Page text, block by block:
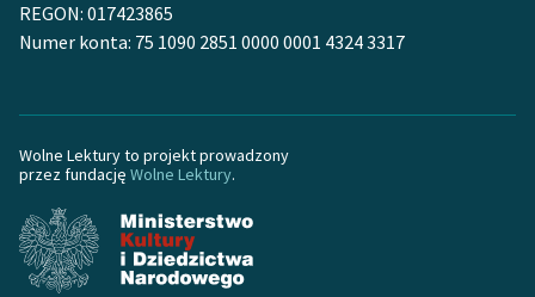
Regulamin biblioteki
Regulamin darowizn
Informacja o treściach
wrażliwych
Deklaracja dostępności
REGON: 017423865
Numer konta: 75 1090 2851 0000 0001 4324 3317
Wolne Lektury to projekt prowadzony
przez fundację Wolne Lektury.